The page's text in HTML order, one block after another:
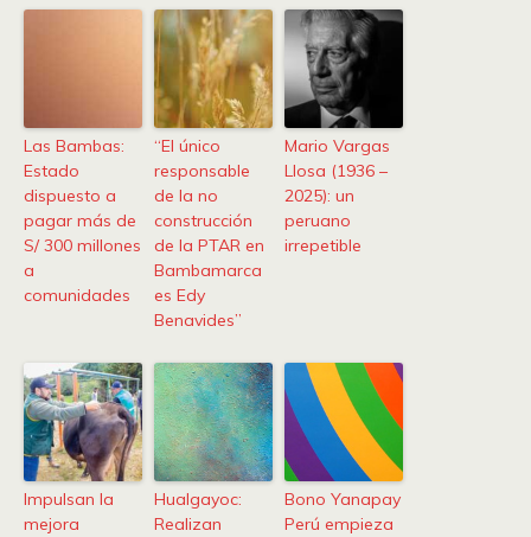
Las Bambas:
Estado
dispuesto a
pagar más de
S/ 300 millones
a
comunidades
“El único
responsable
de la no
construcción
de la PTAR en
Bambamarca
es Edy
Benavides”
Mario Vargas
Llosa (1936 –
2025): un
peruano
irrepetible
Impulsan la
mejora
Hualgayoc:
Realizan
Bono Yanapay
Perú empieza